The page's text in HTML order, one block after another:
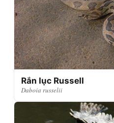
Rắn lục Russell
Daboia russelii